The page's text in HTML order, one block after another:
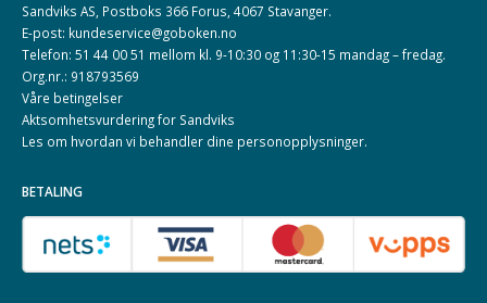
Sandviks AS, Postboks 366 Forus, 4067 Stavanger.
E-post: kundeservice@goboken.no
Telefon: 51 44 00 51 mellom kl. 9-10:30 og 11:30-15 mandag – fredag.
Org.nr.: 918793569
Våre betingelser
Aktsomhetsvurdering for Sandviks
Les om hvordan vi behandler dine personopplysninger.
BETALING